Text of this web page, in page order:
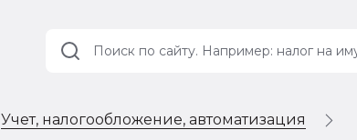
Учет, налогообложение, автоматизация